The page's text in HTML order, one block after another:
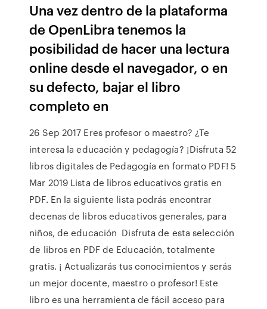
Una vez dentro de la plataforma
de OpenLibra tenemos la
posibilidad de hacer una lectura
online desde el navegador, o en
su defecto, bajar el libro
completo en
26 Sep 2017 Eres profesor o maestro? ¿Te
interesa la educación y pedagogía? ¡Disfruta 52
libros digitales de Pedagogía en formato PDF! 5
Mar 2019 Lista de libros educativos gratis en
PDF. En la siguiente lista podrás encontrar
decenas de libros educativos generales, para
niños, de educación Disfruta de esta selección
de libros en PDF de Educación, totalmente
gratis. ¡ Actualizarás tus conocimientos y serás
un mejor docente, maestro o profesor! Este
libro es una herramienta de fácil acceso para